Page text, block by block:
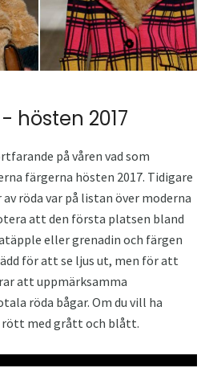
hösten 2017
på våren vad som
färgerna hösten 2017. Tidigare
röda var på listan över moderna
att den första platsen bland
eller grenadin och färgen
för att se ljus ut, men för att
att uppmärksamma
röda bågar. Om du vill ha
med grått och blått.